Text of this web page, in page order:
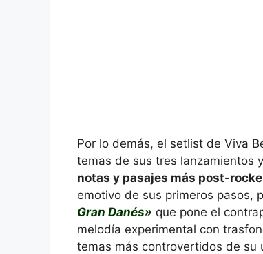
Por lo demás, el setlist de Viva
temas de sus tres lanzamientos y
notas y pasajes más post-
emotivo de sus primeros pasos,
Gran Danés» que pone el
melodía experimental con
temas más controvertidos de su